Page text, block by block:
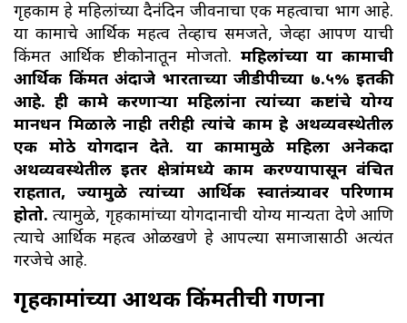
गृहकाम हे महिलांच्या दैनंदिन जीवनाचा एक महत्वाचा भाग आहे.
या कामाचे आर्थिक महत्व तेव्हाच समजते, जेव्हा आपण याची
किंमत आर्थिक दृष्टीकोनातून मोजतो. महिलांच्या या कामाची
आर्थिक किंमत अंदाजे भारताच्या जीडीपीच्या ७.५% इतकी
आहे. ही कामे करणाऱ्या महिलांना त्यांच्या कष्टांचे योग्य
मानधन मिळाले नाही तरीही त्यांचे काम हे अर्थव्यवस्थेतील
एक मोठे योगदान देते. या कामामुळे महिला अनेकदा
अर्थव्यवस्थेतील इतर क्षेत्रांमध्ये काम करण्यापासून वंचित
राहतात, ज्यामुळे त्यांच्या आर्थिक स्वातंत्र्यावर परिणाम
होतो. त्यामुळे, गृहकामांच्या योगदानाची योग्य मान्यता देणे आणि
त्याचे आर्थिक महत्व ओळखणे हे आपल्या समाजासाठी अत्यंत
गरजेचे आहे.
गृहकामांच्या आर्थिक किंमतीची गणना